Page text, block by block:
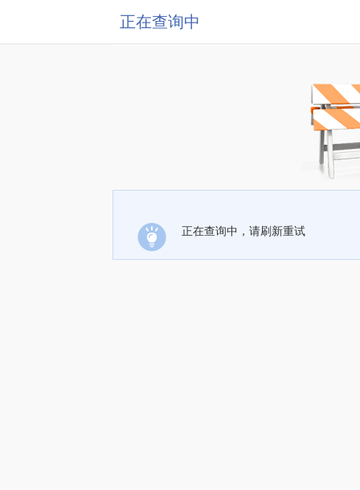
正在查询中
正在查询中，请刷新重试